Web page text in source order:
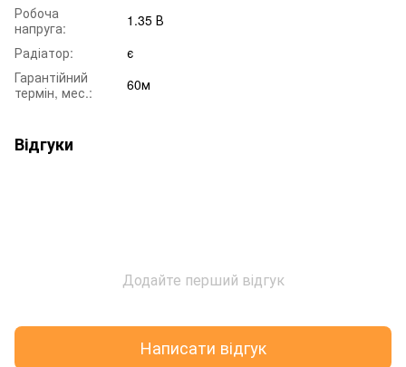
Робоча
напруга:
1.35 В
Радіатор:
є
Гарантійний
термін, мес.:
60м
Відгуки
Додайте перший відгук
Написати відгук